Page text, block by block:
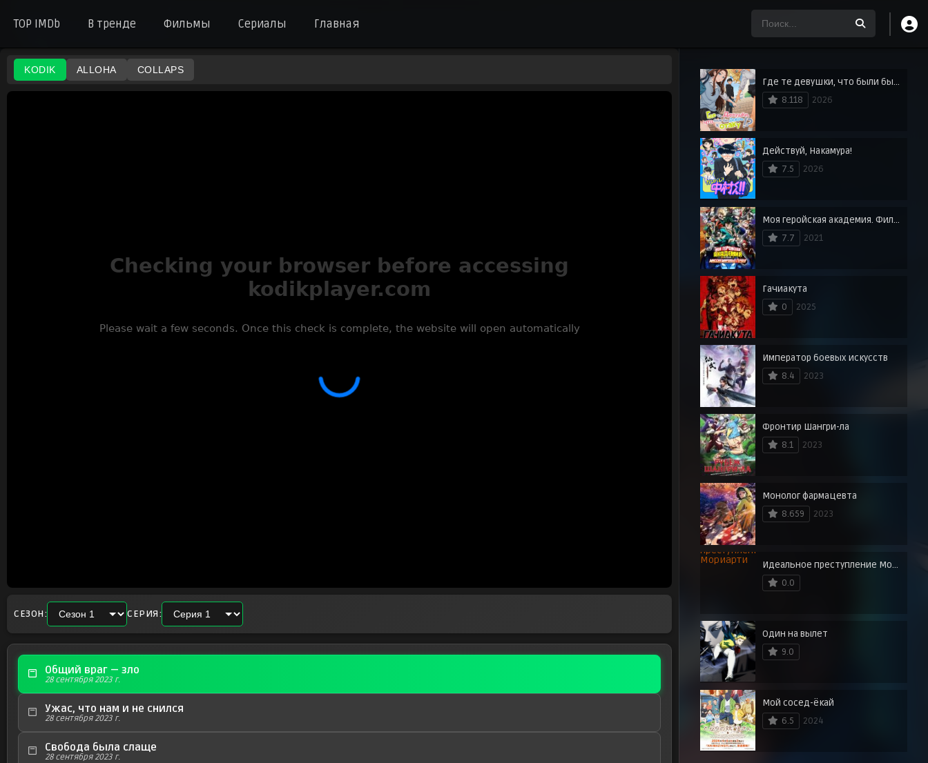
TOP IMDb В тренде Фильмы Сериалы Главная
KODIK ALLOHA COLLAPS
СЕЗОН: СЕРИЯ:
Общий враг — зло
28 сентября 2023 г.
Ужас, что нам и не снился
28 сентября 2023 г.
Свобода была слаще
28 сентября 2023 г.
Где те девушки, что были бы добры к отаку?
8.118
2026
Действуй, Накамура!
7.5
2026
Моя геройская академия. Фильм 3: Миссия мировых героев
7.7
2021
Гачиакута
0
2025
Император боевых искусств
8.4
2023
Фронтир Шангри-ла
8.1
2023
Монолог фармацевта
8.659
2023
Идеальное преступление Мориарти
0.0
Один на вылет
9.0
Мой сосед-ёкай
6.5
2024